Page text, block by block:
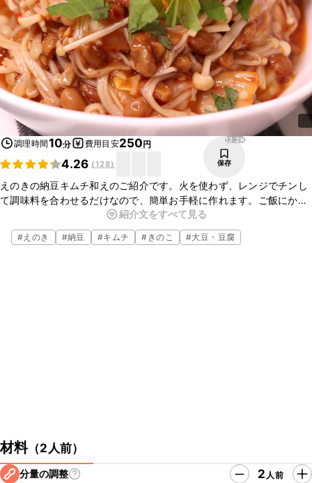
調理時間10分 費用目安250円
4.26 (128)
12.2K
保存
えのきの納豆キムチ和えのご紹介です。火を使わず、レンジでチンし
て調味料を合わせるだけなので、簡単お手軽に作れます。ご飯にかけ
ても、麺に和えても美味しいです。お好みでいろいろ食べ方をアレン
ジしてみてくださいね！
紹介文をすべて見る
#えのき #納豆 #キムチ # きのこ #大豆・豆腐
材料（2人前）
分量の調整 2 人前